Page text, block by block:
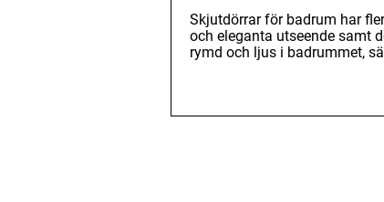
Skjutdörrar för badrum har
och eleganta utseende samt
rymd och ljus i badrummet,